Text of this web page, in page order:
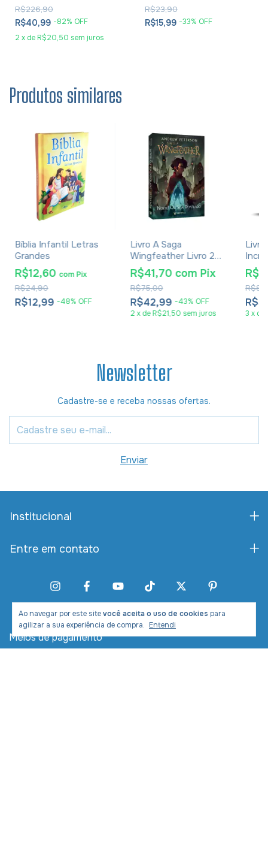
Ao navegar por este sitevocê aceita o uso de cookies para
agilizar a sua experiência de compra. Entendi
R$40,99 -82% OFF
2 x de R$20,50 sem juros
R$226,90
R$15,99 -33% OFF
R$23,90
Produtos similares
Bíblia Infantil Letras
Grandes
R$12,99 -48% OFF
R$24,90
R$12,60 com Pix
Livro A Saga
Wingfeather Livro 2
Norte! Ou Seja
Devorado - Andrew
Peterson
R$42,99 -43% OFF
R$75,00
R$41,70 com Pix
2 xdeR$21,50 sem juros
Vries
3 x de
Newsletter
Cadastre-se e receba nossas ofertas.
Institucional
Entre em contato
Meios de pagamento